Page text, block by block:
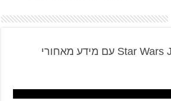
Star Wars Jedi: Fallen Order עם מידע מאחורי